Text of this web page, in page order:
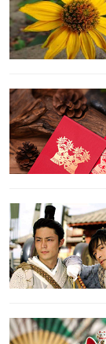
原版
吃肉
刀割
梦》
梦见
书》